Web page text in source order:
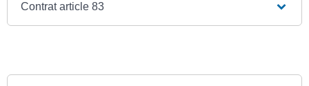
Contrat article 83